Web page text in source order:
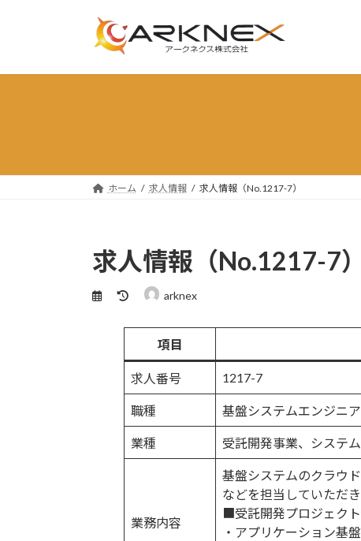
プ
動
ホーム 求人情報 求人情報（No.1217-7）
求人情報（No.1217-7）
最
時
:
arknex
項目
求人番号 1217-7
職種 基盤システムエンジニ
業種 受託開発事業、システ
業務内容
基盤システムのクラウ
などを担当していただき
■受託開発プロジェクト
・アプリケーション基